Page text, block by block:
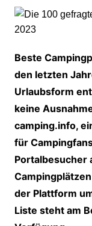
Beste
den letzten
Urlaubsform
keine
camping.info,
für
Portalbesucher
der Plattform
Liste steht am